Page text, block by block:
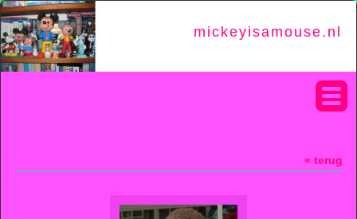
mickeyisamouse.nl
« terug